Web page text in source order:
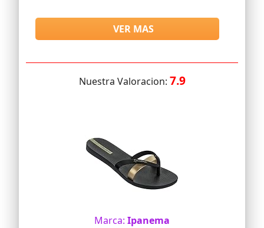
VER MAS
Nuestra Valoracion: 7.9
Marca: Ipanema